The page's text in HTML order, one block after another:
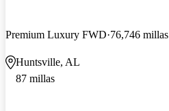
Premium Luxury FWD 76,746 millas
Huntsville, AL
87 millas